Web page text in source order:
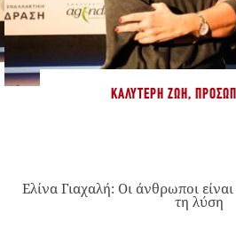
ΚΑΛΎΤΕΡΗ ΖΩΉ,
Ελίνα Γιαχαλή: Οι άνθρωποι
τη λύση